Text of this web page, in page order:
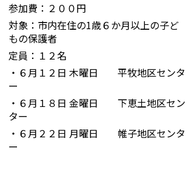
参加費：２００円
対象：市内在住の1歳６か月以上の子ど
もの保護者
定員：１２名
・６月１２日 木曜日 平牧地区センタ
ー
・６月１８日 金曜日 下恵土地区セン
ター
・６月２２日 月曜日 帷子地区センタ
ー